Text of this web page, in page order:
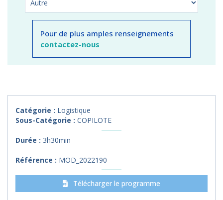
Pour de plus amples renseignements
contactez-nous
Catégorie : Logistique
Sous-Catégorie : COPILOTE
Durée : 3h30min
Référence : MOD_2022190
Télécharger le programme